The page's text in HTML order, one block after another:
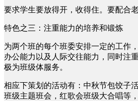
要求学生要放得开，收得住。要配合
特色之三：注重能力的培养和锻炼
为两个班的每个班委安排一定的工作
办公能力以及人际交往能力，同时注
极为班级体服务。
相应下策划的活动有：中秋节包饺子
班级主题班会，红歌会班级大合唱等